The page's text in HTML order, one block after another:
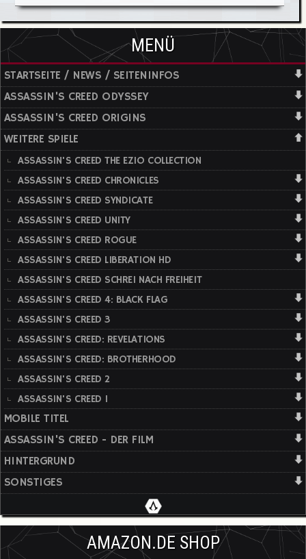
MENÜ
STARTSEITE / NEWS / SEITENINFOS
ASSASSIN'S CREED ODYSSEY
ASSASSIN'S CREED ORIGINS
WEITERE SPIELE
ASSASSIN'S CREED THE EZIO COLLECTION
ASSASSIN'S CREED CHRONICLES
ASSASSIN'S CREED SYNDICATE
ASSASSIN'S CREED UNITY
ASSASSIN'S CREED ROGUE
ASSASSIN'S CREED LIBERATION HD
ASSASSIN'S CREED SCHREI NACH FREIHEIT
ASSASSIN'S CREED 4: BLACK FLAG
ASSASSIN'S CREED 3
ASSASSIN'S CREED: REVELATIONS
ASSASSIN'S CREED: BROTHERHOOD
ASSASSIN'S CREED 2
ASSASSIN'S CREED 1
MOBILE TITEL
ASSASSIN'S CREED - DER FILM
HINTERGRUND
SONSTIGES
AMAZON.DE SHOP